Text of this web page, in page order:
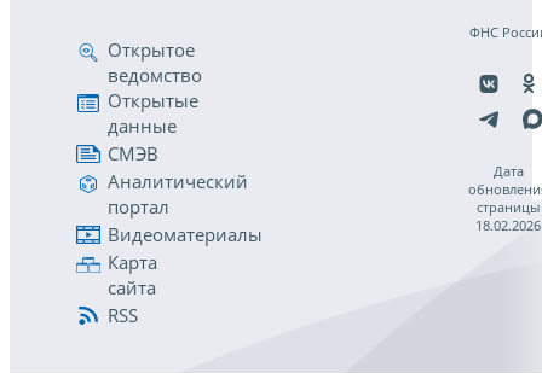
Открытое
ведомство
Открытые
данные
СМЭВ
Аналитический
портал
Видеоматериалы
Карта
сайта
RSS
ФНС
Дата
страницы
18.02.2026